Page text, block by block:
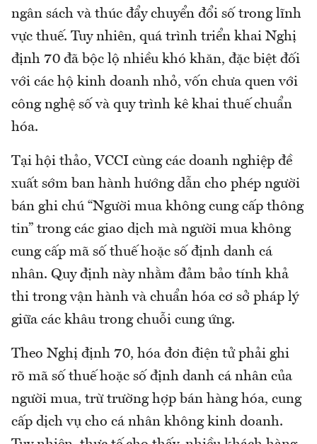
ngân sách và thúc đẩy chuyển đổi số trong lĩnh
vực thuế. Tuy nhiên, quá trình triển khai Nghị
định 70 đã bộc lộ nhiều khó khăn, đặc biệt đối
với các hộ kinh doanh nhỏ, vốn chưa quen với
công nghệ số và quy trình kê khai thuế chuẩn
hóa.
Tại hội thảo, VCCI cùng các doanh nghiệp đề
xuất sớm ban hành hướng dẫn cho phép người
bán ghi chú “Người mua không cung cấp thông
tin” trong các giao dịch mà người mua không
cung cấp mã số thuế hoặc số định danh cá
nhân. Quy định này nhằm đảm bảo tính khả
thi trong vận hành và chuẩn hóa cơ sở pháp lý
giữa các khâu trong chuỗi cung ứng.
Theo Nghị định 70, hóa đơn điện tử phải ghi
rõ mã số thuế hoặc số định danh cá nhân của
người mua, trừ trường hợp bán hàng hóa, cung
cấp dịch vụ cho cá nhân không kinh doanh.